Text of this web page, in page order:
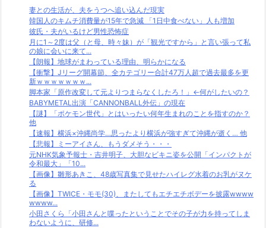
妻との生活が、夫をうつへ追い込んだ現実
韓国人のキムチ消費量が15年で急減 「1日中食べない」人も増加
彼氏・夫がいるけど男性恐怖症
月に1～2度は父（と母、時々妹）が「観光ですから」と言い張って私
の娘に会いに来て...
【朗報】地球がまわっている理由、明らかになる
【衝撃】Jリーグ開幕節、全カテゴリー合計47万人超で過去最多を更
新ｗｗｗｗｗｗｗ...
脚本家「原作改変して元よりつまらなくしたろ！」←何がしたいの？
BABYMETAL出演「CANNONBALL外伝」の現在
【謎】「ポケモン世代」とはいったい何年生まれのことを指すのか？
他
【速報】横浜×沖縄尚学…思ったより横浜が強すぎて沖縄が逝く… 他
【悲報】ミーアイさん、もうダメそう・・・
元NHK気象予報士・吉井明子、大胆なビキニ姿を公開「インパクトが
令和最大」「10...
【画像】雛形あきこ、48歳写真集で見せたハイレグ水着のお乳がヌケ
る
【画像】TWICE・モモ(30)、またしてもエチエチボデーを披露wwww
wwww...
小田さくら「小田さんと喋ったということでその子が力を持ってしま
わないように、研修...